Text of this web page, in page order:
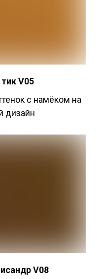
тик V05
с намёком на
дизайн
V08